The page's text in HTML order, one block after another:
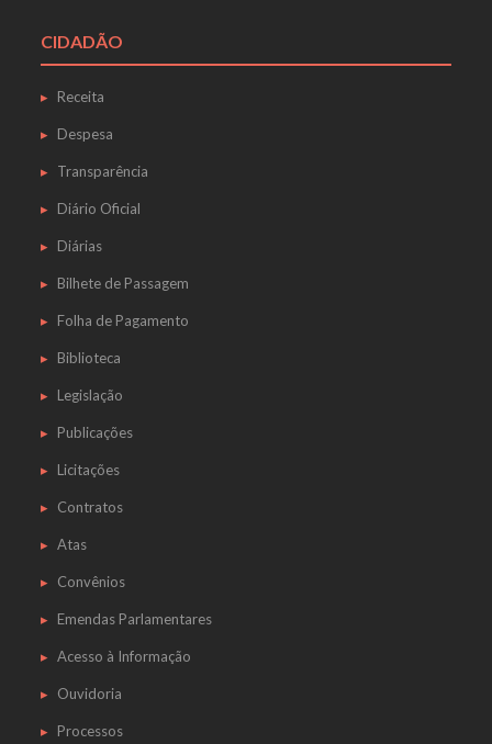
CIDADÃO
Receita
Despesa
Transparência
Diário Oficial
Diárias
Bilhete de Passagem
Folha de Pagamento
Biblioteca
Legislação
Publicações
Licitações
Contratos
Atas
Convênios
Emendas Parlamentares
Acesso à Informação
Ouvidoria
Processos